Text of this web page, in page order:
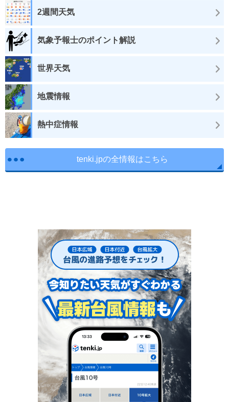
2週間天気
気象予報士のポイント解説
世界天気
地震情報
熱中症情報
tenki.jpの全情報はこちら